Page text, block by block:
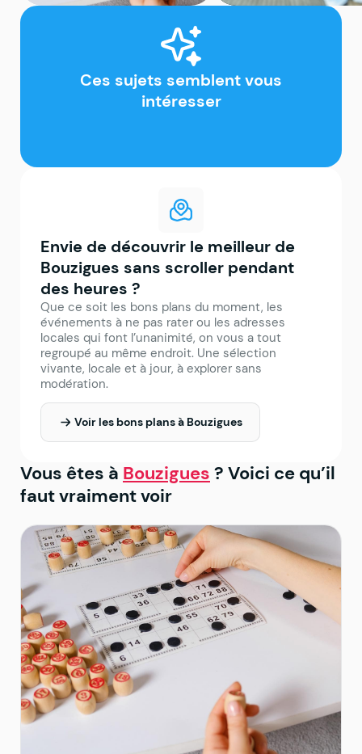
Ces sujets semblent vous
intéresser
Envie de découvrir le meilleur de
Bouzigues sans scroller pendant
des heures ?
Que ce soit les bons plans du moment, les
événements à ne pas rater ou les adresses
locales qui font l’unanimité, on vous a tout
regroupé au même endroit. Une sélection
vivante, locale et à jour, à explorer sans
modération.
Voir les bons plans à Bouzigues
Vous êtes à Bouzigues ? Voici ce qu’il
faut vraiment voir